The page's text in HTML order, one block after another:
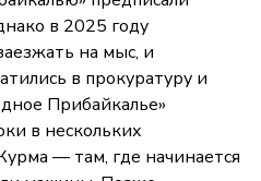
в 2025 году
на мыс, и
в прокуратуру и
Прибайкалье»
в нескольких
— там, где начинается